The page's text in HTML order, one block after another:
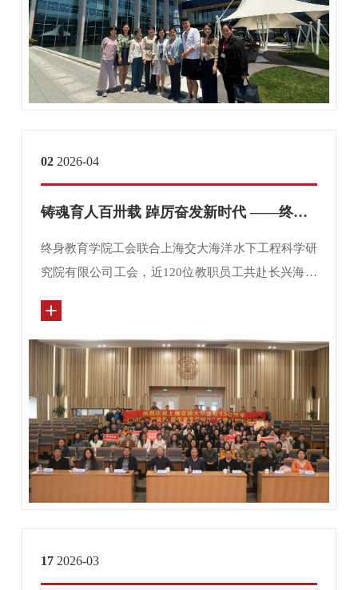
02 2026-04
铸魂育人百卅载 踔厉奋发新时代 ——终身教育学院与海科院联合开展思想政治引领活动
终身教育学院工会联合上海交大海洋水下工程科学研
究院有限公司工会，近120位教职员工共赴长兴海洋
政治引领活动，以思政实践献礼上海交通大学建校 1
30 周年。
17 2026-03